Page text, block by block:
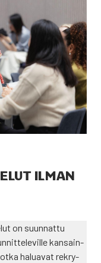
ILMAN
on suun­nat­tu
kan­sain­
halua­vat rek­ry­